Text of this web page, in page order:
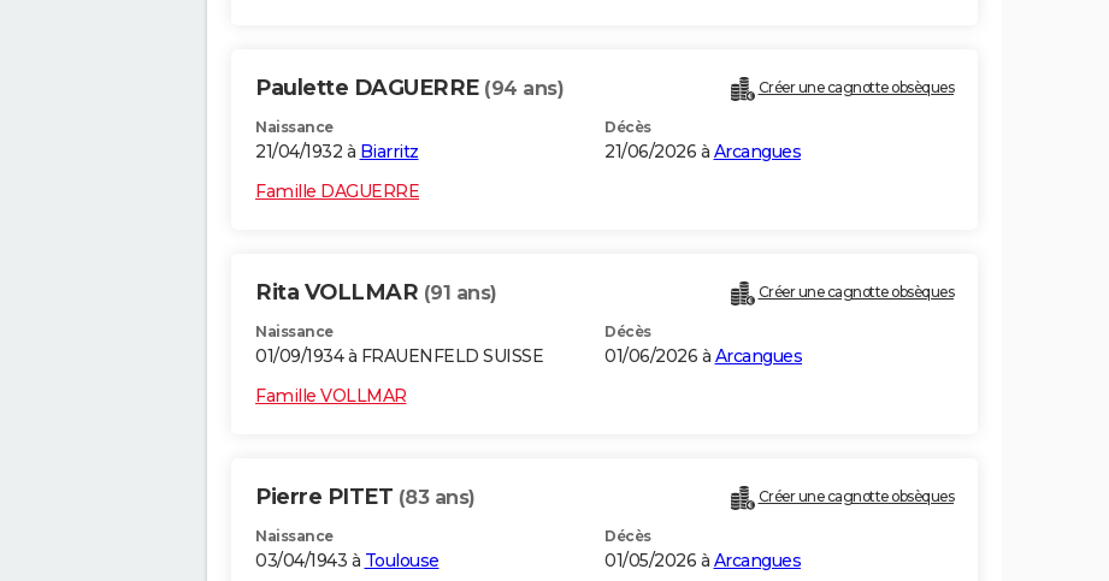
Paulette DAGUERRE (94 ans) Créer une cagnotte obsèques
Naissance
21/04/1932 à Biarritz
Décès
21/06/2026 à Arcangues
Famille DAGUERRE
Rita VOLLMAR (91 ans) Créer une cagnotte obsèques
Naissance
01/09/1934 à FRAUENFELD SUISSE
Décès
01/06/2026 à Arcangues
Famille VOLLMAR
Pierre PITET (83 ans) Créer une cagnotte obsèques
Naissance
03/04/1943 à Toulouse
Décès
01/05/2026 à Arcangues